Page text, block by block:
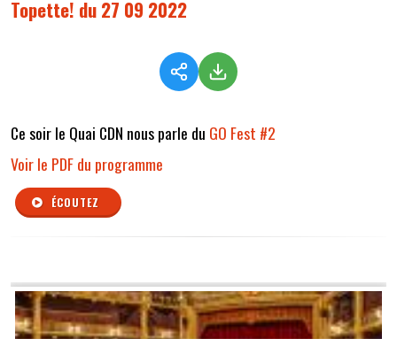
Topette! du 27 09 2022
Ce soir le Quai CDN nous parle du GO Fest #2
Voir le PDF du programme
ÉCOUTEZ